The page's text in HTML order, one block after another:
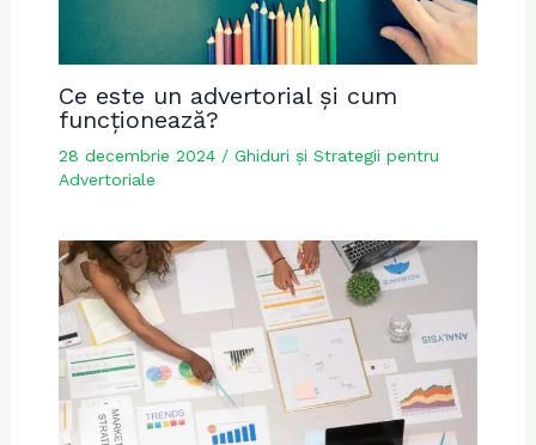
Ce este un advertorial și cum
funcționează?
28 decembrie 2024 / Ghiduri și Strategii pentru
Advertoriale